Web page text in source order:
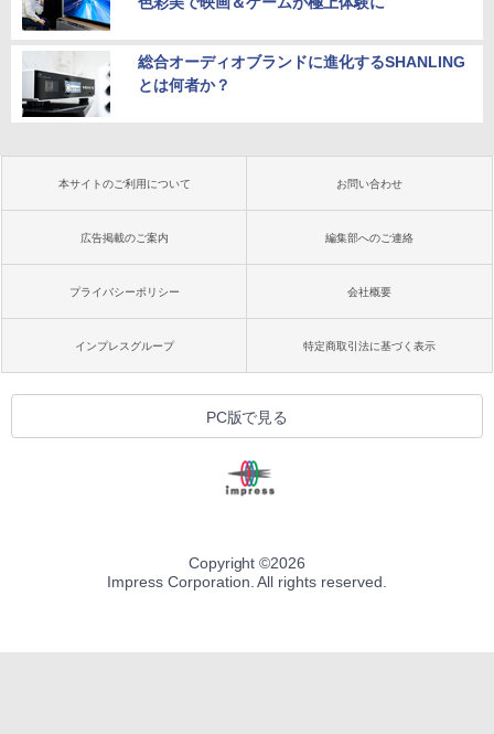
総合オーディオブランドに進化するSHANLING
とは何者か？
本サイトのご利用について お問い合わせ
広告掲載のご案内 編集部へのご連絡
プライバシーポリシー 会社概要
インプレスグループ 特定商取引法に基づく表示
PC版で見る
Copyright ©2026
Impress Corporation. All rights reserved.